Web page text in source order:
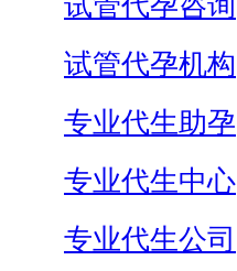
试管代孕机构
专业代生助孕
专业代生中心
专业代生公司